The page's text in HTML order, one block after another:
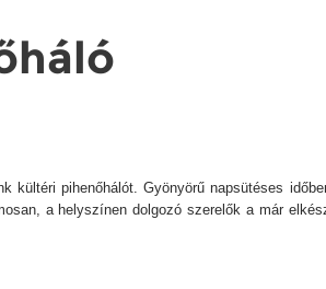
kültéri pihenőhálót. Gyönyörű napsütéses
a helyszínen dolgozó szerelők a már